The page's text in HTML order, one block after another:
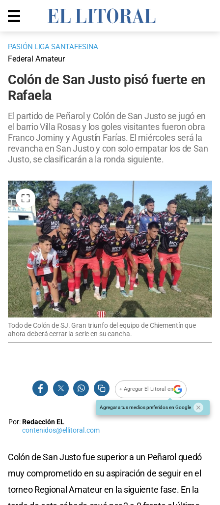
PASIÓN LIGA SANTAFESINA
Federal Amateur
Colón de San Justo pisó fuerte en
Rafaela
El partido de Peñarol y Colón de San Justo se jugó en
el barrio Villa Rosas y los goles visitantes fueron obra
Franco Jominy y Agustín Farías. El miércoles será la
revancha en San Justo y con solo empatar los de San
Justo, se clasificarán a la ronda siguiente.
Todo de Colón de SJ. Gran triunfo del equipo de Chiementín que
ahora deberá cerrar la serie en su cancha.
+ Agregar El Litoral en
Agregar a tus medios preferidos en Google
Por:Redacción EL
contenidos@ellitoral.com
Colón de San Justo fue superior a un Peñarol quedó
muy comprometido en su aspiración de seguir en el
torneo Regional Amateur en la siguiente fase. En la